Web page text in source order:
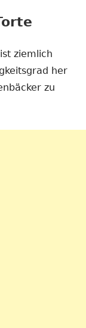
ist ziemlich
her
zu